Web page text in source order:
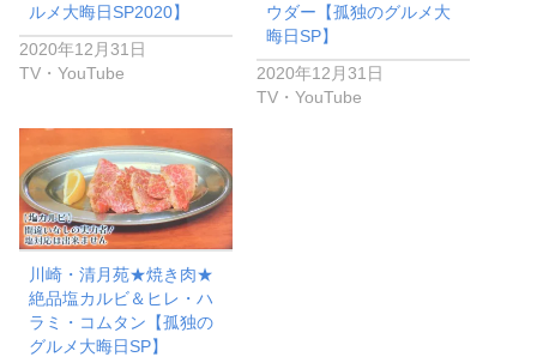
ルメ大晦日SP2020】
2020年12月31日
TV・YouTube
ウダー【孤独のグルメ大
晦日SP】
2020年12月31日
TV・YouTube
川崎・清月苑★焼き肉★
絶品塩カルビ＆ヒレ・ハ
ラミ・コムタン【孤独の
グルメ大晦日SP】